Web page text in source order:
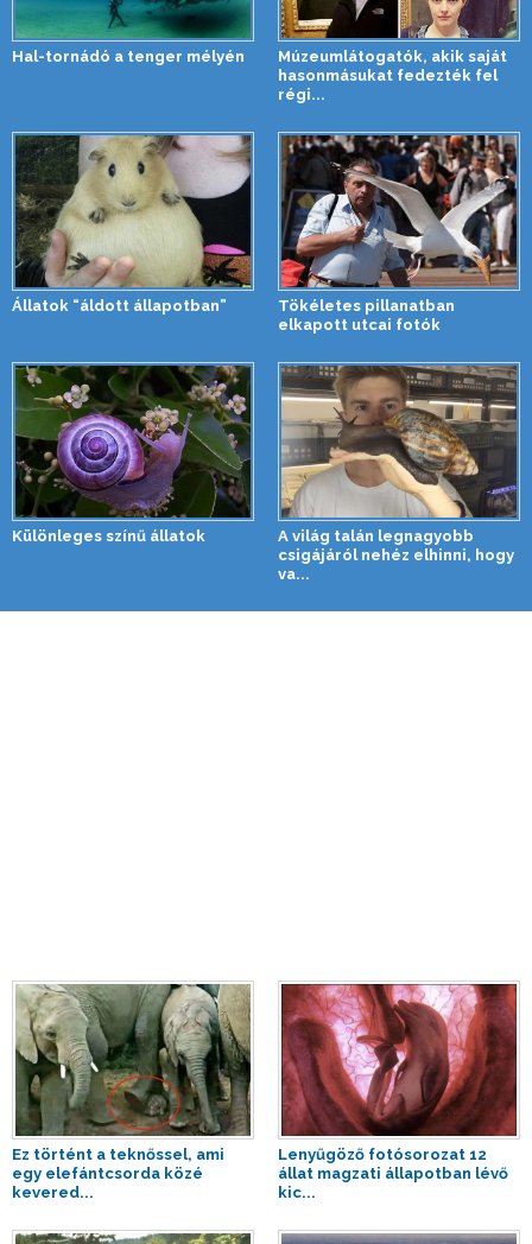
Hal-tornádó a tenger mélyén
Múzeumlátogatók, akik saját
hasonmásukat fedezték fel
régi...
Állatok “áldott állapotban”
Tökéletes pillanatban
elkapott utcai fotók
Különleges színű állatok
A világ talán legnagyobb
csigájáról nehéz elhinni, hogy
va...
Ez történt a teknőssel, ami
egy elefántcsorda közé
kevered...
Lenyűgöző fotósorozat 12
állat magzati állapotban lévő
kic...